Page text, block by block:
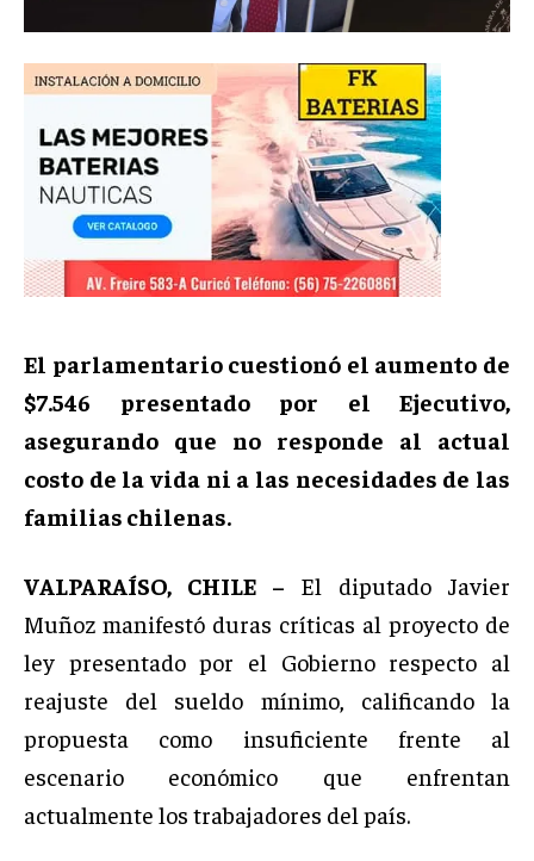
El parlamentario cuestionó el aumento de
$7.546 presentado por el Ejecutivo,
asegurando que no responde al actual
costo de la vida ni a las necesidades de las
familias chilenas.
VALPARAÍSO, CHILE – El diputadoJavier
Muñoz manifestó duras críticas al proyecto de
ley presentado por el Gobierno respecto al
reajuste del sueldo mínimo, calificando la
propuesta como insuficiente frente al
escenario económico que enfrentan
actualmente los trabajadores del país.